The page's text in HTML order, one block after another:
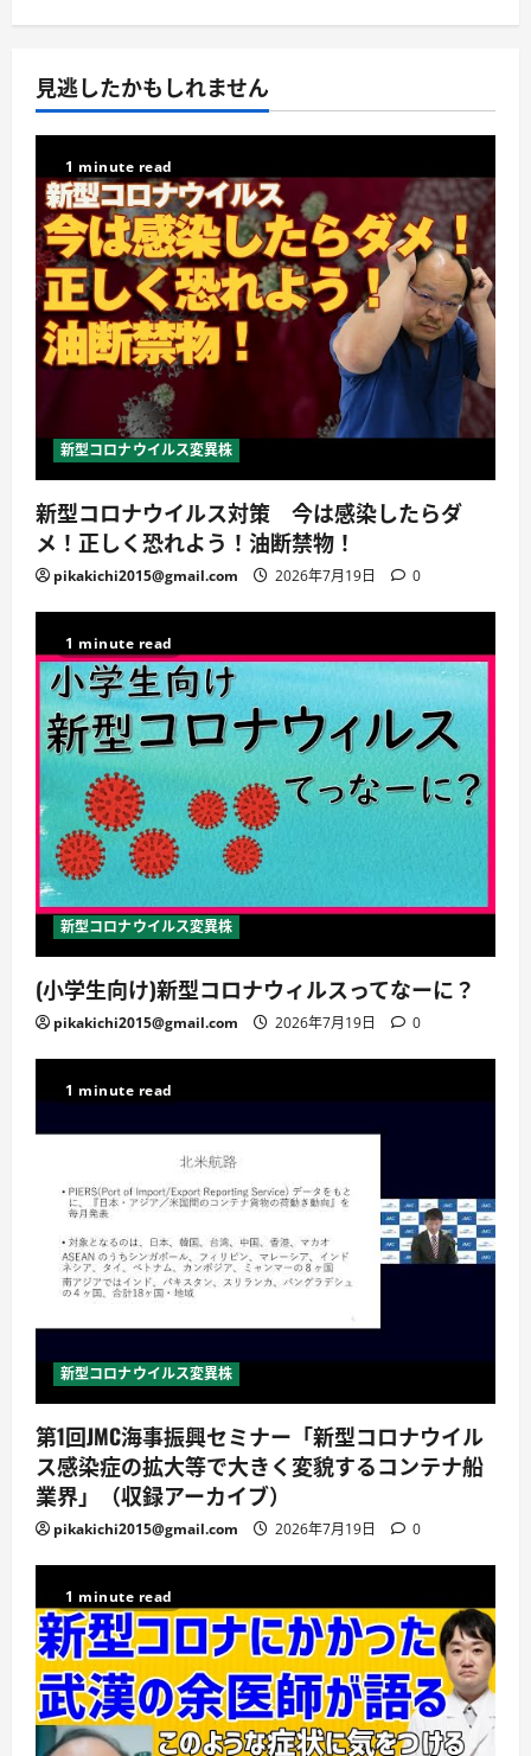
見逃したかもしれません
1 minute read
新型コロナウイルス変異株
新型コロナウイルス対策 今は感染したらダ
メ！正しく恐れよう！油断禁物！
pikakichi2015@gmail.com 2026年7月19日 0
1 minute read
新型コロナウイルス変異株
(小学生向け)新型コロナウィルスってなーに？
pikakichi2015@gmail.com 2026年7月19日 0
1 minute read
新型コロナウイルス変異株
第1回JMC海事振興セミナー「新型コロナウイル
ス感染症の拡大等で大きく変貌するコンテナ船
業界」（収録アーカイブ）
pikakichi2015@gmail.com 2026年7月19日 0
1 minute read